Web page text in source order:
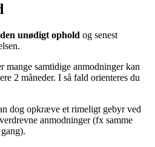
unødigt ophold og senest
samtidige anmodninger kan
2 måneder. I så fald orienteres du
dog opkræve et rimeligt gebyr ved
anmodninger (fx samme